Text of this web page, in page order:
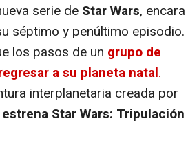
serie de Star Wars, encara
séptimo y penúltimo episodio.
los pasos de un grupo de
a su planeta natal.
interplanetaria creada por
Star Wars: Tripulación